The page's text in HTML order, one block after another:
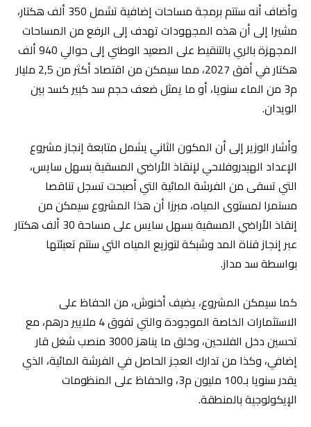
وأضاف أنه ستتم برمجة مساحات إضافية تشمل 350 ألف هكتار،
مشيرا إلى أن هذه المجهودات تهدف إلى الرفع من المساحات
المجهزة بالري بالتنقيط على الصعيد الوطني إلى حوالي 940 ألف
هكتار في أفق 2027، مما سيمكن من اقتصاد أكثر من 2,5 مليار
م3 من الماء سنويا، أو ما يمثل ضعف حجم سد كبير كسد بين
الويدان.
وأشار الوزير إلى أن المكون الثاني يشمل متابعة إنجاز مشروع
الإعداد الهيدروفلاحي لإنقاذ الأراضي المسقية بسهل سايس،
التي تسقى من الفرشة المائية التي أصبحت تسجل تناقصا
مستمرا لمستوى المياه، مبرزا أن هذا المشروع سيمكن من
إنقاذ الأراضي المسقية بسهل سايس على مساحة 30 ألف هكتار
عبر إنجاز قناة المد وشبكة لتوزيع المياه التي ستتم تعبئتها
بواسطة سد مداز.
كما سيمكن المشروع، يضيف أخنوش، من الحفاظ على
الاستثمارات الخاصة الموجودة والتي تفوق 4 ملايير درهم، مع
تحسين دخل الفلاحين، وخلق ما يناهز 3000 منصب شغل قار
إضافي، وكذا من تدارك العجز الحاصل في الفرشة المائية، الذي
يقدر سنويا بـ100 مليون م3، والحفاظ على المنظومات
الإيكولوجية بالمنطقة.